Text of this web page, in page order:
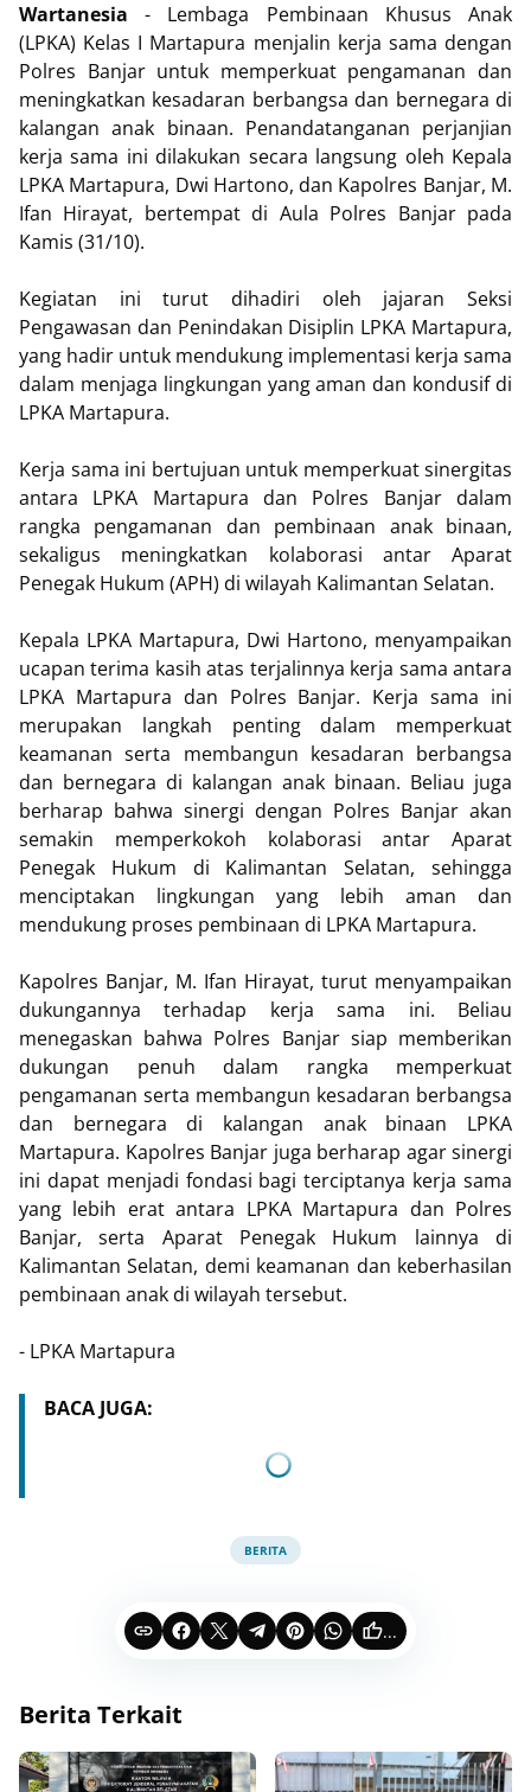
Wartanesia- Lembaga Pembinaan Khusus Anak
(LPKA) Kelas I Martapura menjalin kerja sama dengan
Polres Banjar untuk memperkuat pengamanan dan
meningkatkan kesadaran berbangsa dan bernegara di
kalangan anak binaan. Penandatanganan perjanjian
kerja sama ini dilakukan secara langsung oleh Kepala
LPKA Martapura, Dwi Hartono, dan Kapolres Banjar, M.
Ifan Hirayat, bertempat di Aula Polres Banjar pada
Kamis (31/10).
Kegiatan ini turut dihadiri oleh jajaran Seksi
Pengawasan dan Penindakan Disiplin LPKA Martapura,
yang hadir untuk mendukung implementasi kerja sama
dalam menjaga lingkungan yang aman dan kondusif di
LPKA Martapura.
Kerja sama ini bertujuan untuk memperkuat sinergitas
antara LPKA Martapura dan Polres Banjar dalam
rangka pengamanan dan pembinaan anak binaan,
sekaligus meningkatkan kolaborasi antar Aparat
Penegak Hukum (APH) di wilayah Kalimantan Selatan.
Kepala LPKA Martapura, Dwi Hartono, menyampaikan
ucapan terima kasih atas terjalinnya kerja sama antara
LPKA Martapura dan Polres Banjar. Kerja sama ini
merupakan langkah penting dalam memperkuat
keamanan serta membangun kesadaran berbangsa
dan bernegara di kalangan anak binaan. Beliau juga
berharap bahwa sinergi dengan Polres Banjar akan
semakin memperkokoh kolaborasi antar Aparat
Penegak Hukum di Kalimantan Selatan, sehingga
menciptakan lingkungan yang lebih aman dan
mendukung proses pembinaan di LPKA Martapura.
Kapolres Banjar, M. Ifan Hirayat, turut menyampaikan
dukungannya terhadap kerja sama ini. Beliau
menegaskan bahwa Polres Banjar siap memberikan
dukungan penuh dalam rangka memperkuat
pengamanan serta membangun kesadaran berbangsa
dan bernegara di kalangan anak binaan LPKA
Martapura. Kapolres Banjar juga berharap agar sinergi
ini dapat menjadi fondasi bagi terciptanya kerja sama
yang lebih erat antara LPKA Martapura dan Polres
Banjar, serta Aparat Penegak Hukum lainnya di
Kalimantan Selatan, demi keamanan dan keberhasilan
pembinaan anak di wilayah tersebut.
- LPKA Martapura
BACA JUGA:
BERITA
...
Berita Terkait